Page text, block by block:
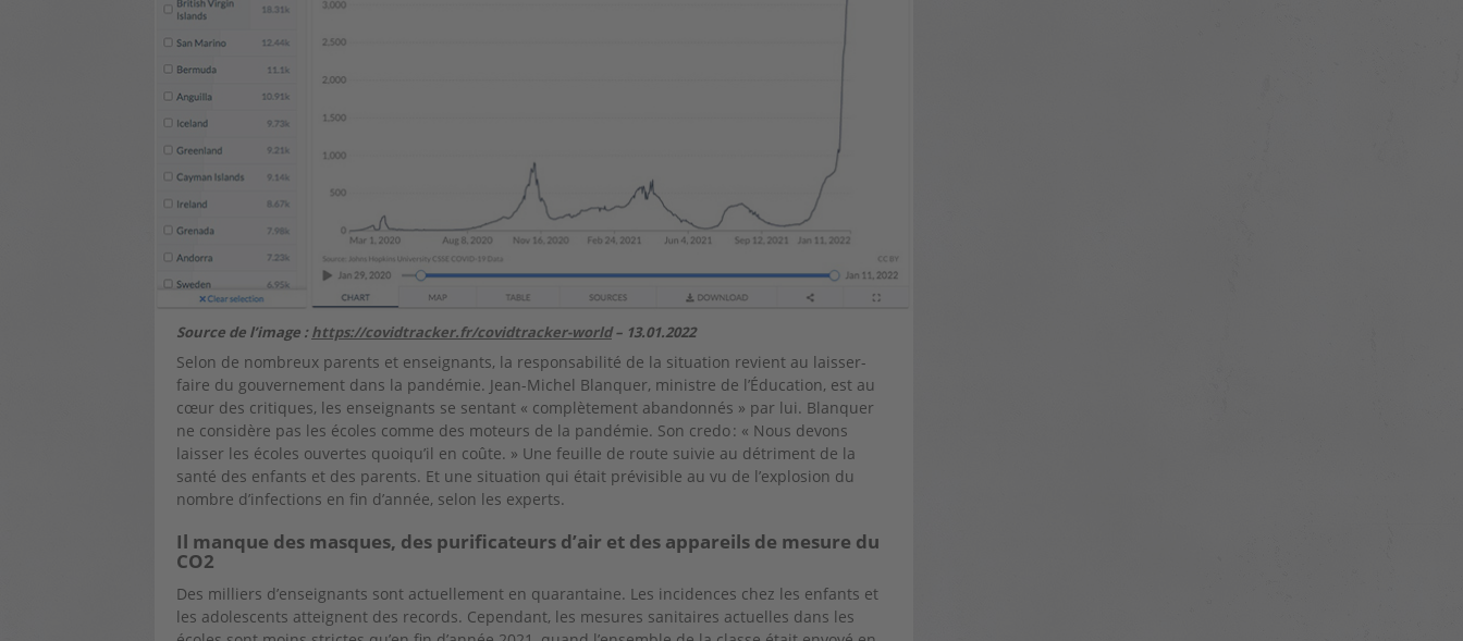
Source de l’image :https://covidtracker.fr/covidtracker-world– 13.01.2022
Selon de nombreux parents et enseignants, la responsabilité de la situation revient au laisser-
faire du gouvernement dans la pandémie. Jean-Michel Blanquer, ministre de l’Éducation, est au
cœur des critiques, les enseignants se sentant « complètement abandonnés » par lui. Blanquer
ne considère pas les écoles comme des moteurs de la pandémie. Son credo : « Nous devons
laisser les écoles ouvertes quoiqu’il en coûte. » Une feuille de route suivie au détriment de la
santé des enfants et des parents. Et une situation qui était prévisible au vu de l’explosion du
nombre d’infections en fin d’année, selon les experts.
Il manque des masques, des purificateurs d’air et des appareils de mesure du
CO2
Des milliers d’enseignants sont actuellement en quarantaine. Les incidences chez les enfants et
les adolescents atteignent des records. Cependant, les mesures sanitaires actuelles dans les